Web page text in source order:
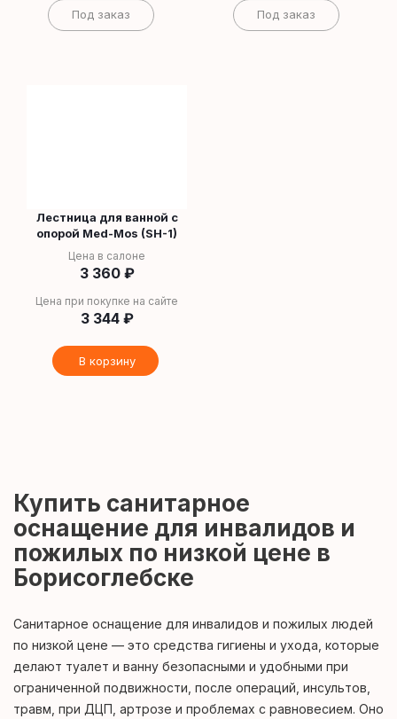
Под заказ Под заказ
Лестница для ванной с
опорой Med-Mos (SH-1)
Цена в салоне
3 360₽
Цена при покупке на сайте
3 344₽
В корзину
Купить санитарное
оснащение для инвалидов и
пожилых по низкой цене в
Борисоглебске
Санитарное оснащение для инвалидов и пожилых людей
по низкой цене — это средства гигиены и ухода, которые
делают туалет и ванну безопасными и удобными при
ограниченной подвижности, после операций, инсультов,
травм, при ДЦП, артрозе и проблемах с равновесием. Оно